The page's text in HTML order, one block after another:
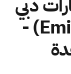
الوطني (Emirates NBD) -